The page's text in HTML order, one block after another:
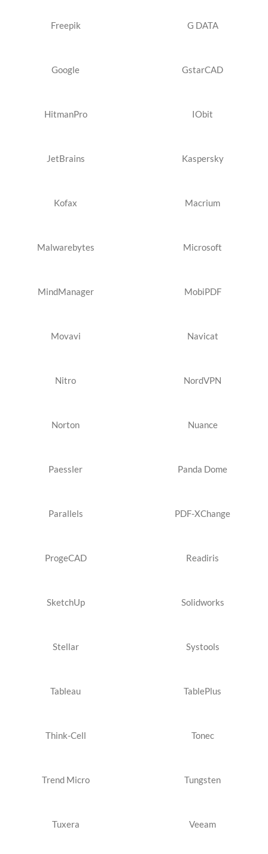
Freepik G DATA
Google GstarCAD
HitmanPro IObit
JetBrains Kaspersky
Kofax Macrium
Malwarebytes Microsoft
MindManager MobiPDF
Movavi Navicat
Nitro NordVPN
Norton Nuance
Paessler Panda Dome
Parallels PDF-XChange
ProgeCAD Readiris
SketchUp Solidworks
Stellar Systools
Tableau TablePlus
Think-Cell Tonec
Trend Micro Tungsten
Tuxera Veeam